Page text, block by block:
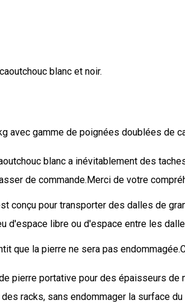
blanc et noir.
avec gamme de poignées doublées de
blanc a inévitablement des
de commande.Merci de votre
conçu pour transporter des dalles de
d'espace libre ou d'espace entre les
que la pierre ne sera pas
pierre portative pour des épaisseurs
racks, sans endommager la surface du